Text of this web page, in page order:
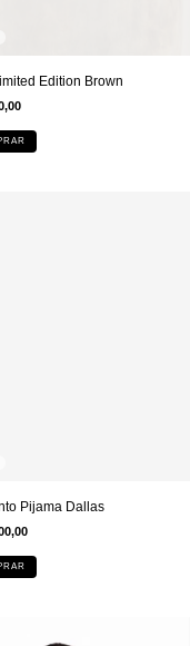
Edition Brown
Pijama Dallas